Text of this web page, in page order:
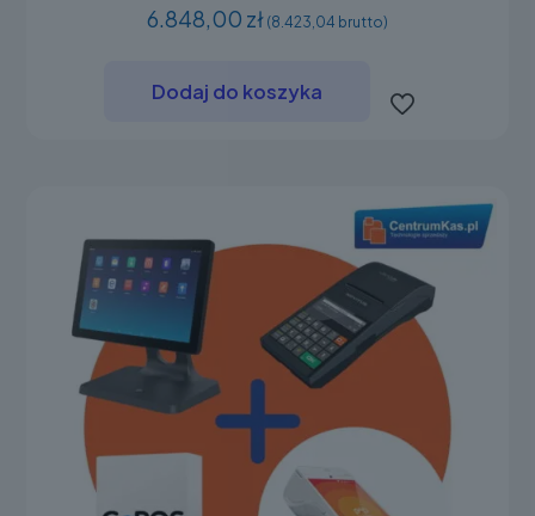
6.848,00 zł (8.423,04 brutto)
Dodaj do koszyka